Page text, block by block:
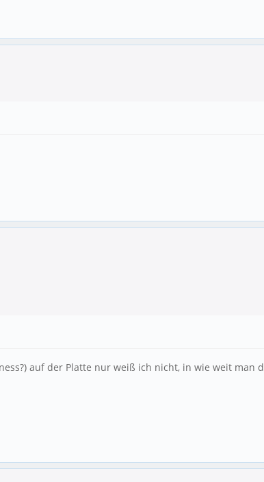
auf der Platte nur weiß ich nicht, in wie weit man